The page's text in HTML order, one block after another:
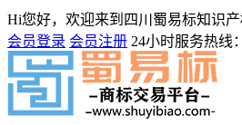
Hi您好，欢迎来到四川蜀易标知识
会员登录 会员注册 24小时服务热线：